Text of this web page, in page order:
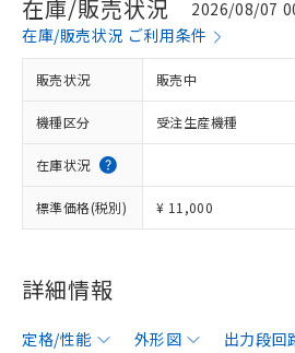
在庫/販売状況
2026/08/07
在庫/販売状況 ご利用条件
販売状況 販売中
機種区分 受注生産機種
在庫状況
標準価格(税別) ¥ 11,000
詳細情報
定格/性能 外形図 出力段回